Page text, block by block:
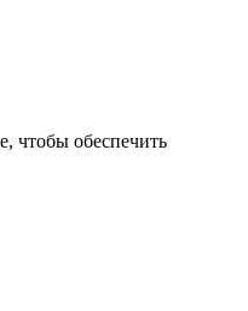
чтобы обеспечить